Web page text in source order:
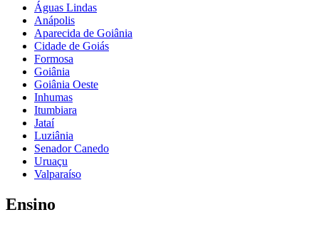
Águas Lindas
Anápolis
Aparecida de Goiânia
Cidade de Goiás
Formosa
Goiânia
Goiânia Oeste
Inhumas
Itumbiara
Jataí
Luziânia
Senador Canedo
Uruaçu
Valparaíso
Ensino